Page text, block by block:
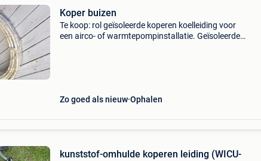
Koper buizen
Te koop: rol geïsoleerde koperen koelleiding voor
een airco- of warmtepompinstallatie. Geïsoleerde
Zo goed als nieuw Ophalen
kunststof-omhulde koperen leiding (WICU-